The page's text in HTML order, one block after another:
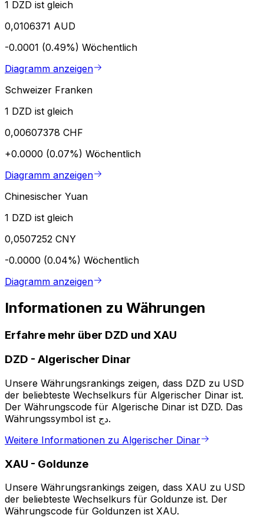
1 DZD ist gleich
0,0106371 AUD
-0.0001 (0.49%) Wöchentlich
Diagramm anzeigen
Schweizer Franken
1 DZD ist gleich
0,00607378 CHF
+0.0000 (0.07%) Wöchentlich
Diagramm anzeigen
Chinesischer Yuan
1 DZD ist gleich
0,0507252 CNY
-0.0000 (0.04%) Wöchentlich
Diagramm anzeigen
Informationen zu Währungen
Erfahre mehr über DZD und XAU
DZD - Algerischer Dinar
Unsere Währungsrankings zeigen, dass DZD zu USD
der beliebteste Wechselkurs für Algerischer Dinar ist.
Der Währungscode für Algerische Dinar ist DZD. Das
Währungssymbol ist دج.
Weitere Informationen zu Algerischer Dinar
XAU - Goldunze
Unsere Währungsrankings zeigen, dass XAU zu USD
der beliebteste Wechselkurs für Goldunze ist. Der
Währungscode für Goldunzen ist XAU.